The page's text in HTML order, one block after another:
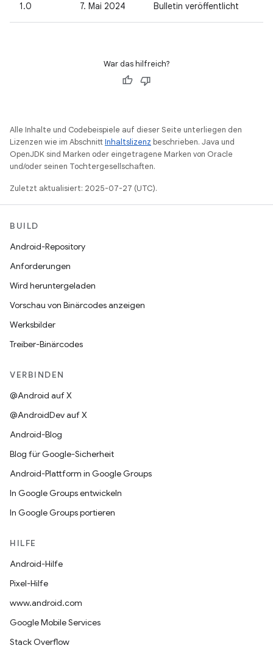
1.0 7. Mai 2024 Bulletin veröffentlicht
War das hilfreich?
Alle Inhalte und Codebeispiele auf dieser Seite unterliegen den
Lizenzen wie im AbschnittInhaltslizenz beschrieben. Java und
OpenJDK sind Marken oder eingetragene Marken von Oracle
und/oder seinen Tochtergesellschaften.
Zuletzt aktualisiert: 2025-07-27 (UTC).
BUILD
Android-Repository
Anforderungen
Wird heruntergeladen
Vorschau von Binärcodes anzeigen
Werksbilder
Treiber-Binärcodes
VERBINDEN
@Android auf X
@AndroidDev auf X
Android-Blog
Blog für Google-Sicherheit
Android-Plattform in Google Groups
In Google Groups entwickeln
In Google Groups portieren
HILFE
Android-Hilfe
Pixel-Hilfe
www.android.com
Google Mobile Services
Stack Overflow